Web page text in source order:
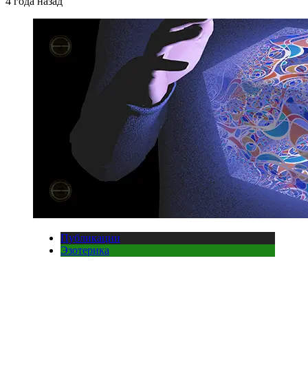
Публикации
Эзотерика